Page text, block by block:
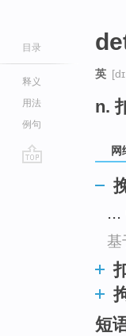
目录
释义
用法
例句
英
n.
网
基
短